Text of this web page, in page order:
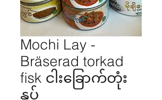
Mochi Lay -
Bräserad torkad
fisk ငါးခြောက်တုံး
နှပ်